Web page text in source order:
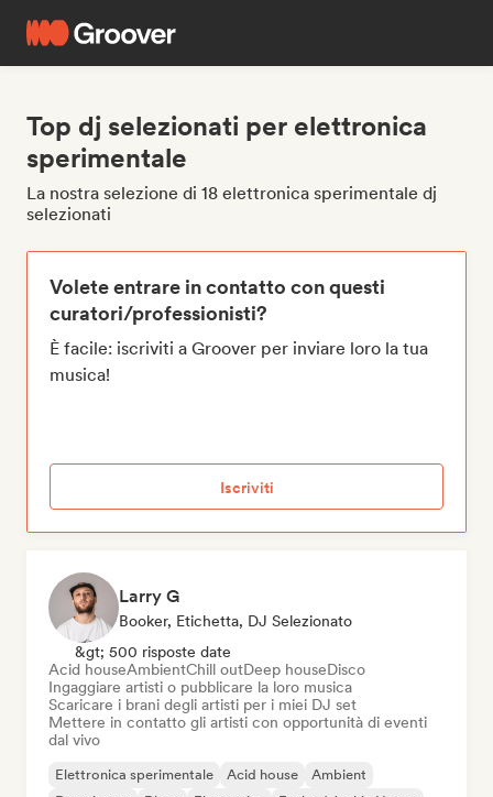
Top dj selezionati per elettronica
sperimentale
La nostra selezione di 18 elettronica sperimentale dj
selezionati
Volete entrare in contatto con questi
curatori/professionisti?
È facile: iscriviti a Groover per inviare loro la tua
musica!
Iscriviti
Larry G
Booker, Etichetta, DJ Selezionato
&gt; 500 risposte date
Acid houseAmbientChill outDeep houseDisco
Ingaggiare artisti o pubblicare la loro musica
Scaricare i brani degli artisti per i miei DJ set
Mettere in contatto gli artisti con opportunità di eventi
dal vivo
Elettronica sperimentale Acid house
Ambient